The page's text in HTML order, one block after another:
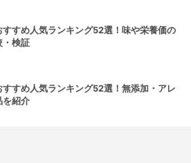
すすめ人気ランキング52選！味や栄養価の
・検証
すすめ人気ランキング52選！無添加・アレ
を紹介